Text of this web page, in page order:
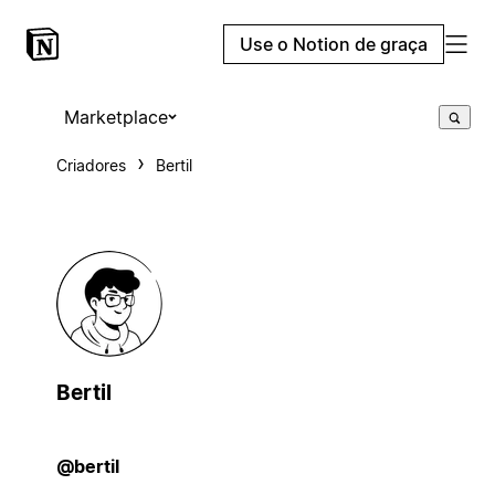
Use o Notion de graça
Marketplace
Criadores Bertil
Bertil
@bertil